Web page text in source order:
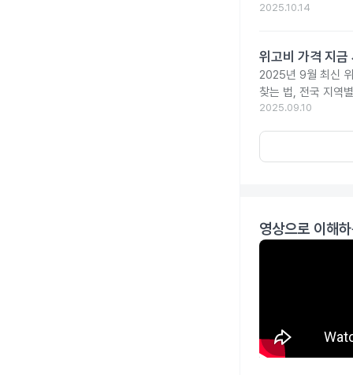
2025.10.14
위고비 가격 지금
2025년 9월 최신
찾는 법, 전국 지역
2025.09.10
영상으로 이해